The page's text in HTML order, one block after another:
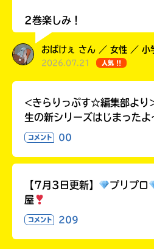
2巻楽しみ！
おばけぇ さん ／ 女性 ／ 小
2026.07.21 人気 !!
<きらりっぷす☆編集部より
生の新シリーズはじまったよ
コメント 00
【7月3日更新】 プリプロ
屋
コメント 209